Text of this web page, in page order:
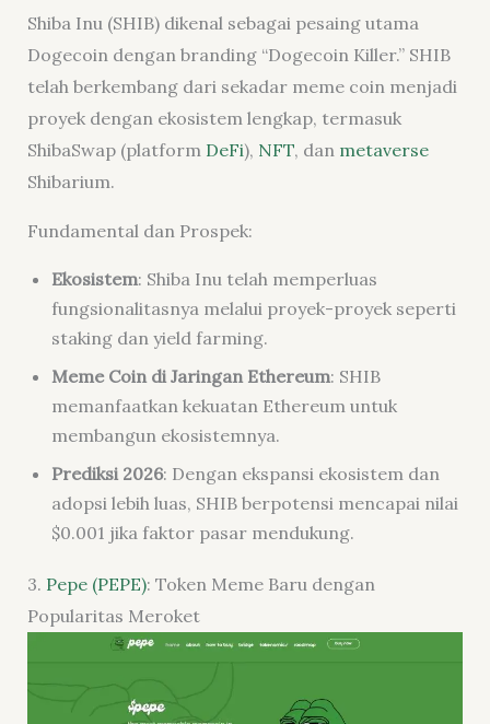
Shiba Inu (SHIB) dikenal sebagai pesaing utama
Dogecoin dengan branding “Dogecoin Killer.” SHIB
telah berkembang dari sekadar meme coin menjadi
proyek dengan ekosistem lengkap, termasuk
ShibaSwap (platform DeFi), NFT, dan metaverse
Shibarium.
Fundamental dan Prospek:
Ekosistem: Shiba Inu telah memperluas
fungsionalitasnya melalui proyek-proyek seperti
staking dan yield farming.
Meme Coin di Jaringan Ethereum: SHIB
memanfaatkan kekuatan Ethereum untuk
membangun ekosistemnya.
Prediksi 2026: Dengan ekspansi ekosistem dan
adopsi lebih luas, SHIB berpotensi mencapai nilai
$0.001 jika faktor pasar mendukung.
3. Pepe (PEPE): Token Meme Baru dengan
Popularitas Meroket